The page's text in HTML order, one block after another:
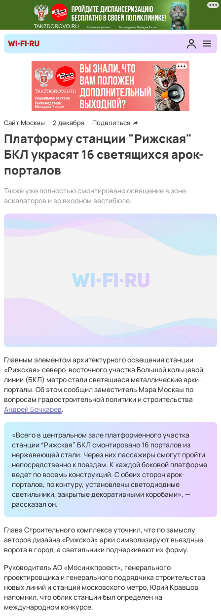
Сайт Москвы 2 декабря Поделиться
Платформу станции "Рижская"
БКЛ украсят 16 светящихся арок-
порталов
Также уже полностью смонтировано освещение в зоне
эскалаторов и во входном вестибюле.
Главным элементом архитектурного освещения станции
«Рижская» северо-восточного участка Большой кольцевой
линии (БКЛ) метро стали светящиеся металлические арки-
порталы. Об этом сообщил заместитель Мэра Москвы по
вопросам градостроительной политики и строительства
Андрей Бочкарев.
«Всего в центральном зале платформенного участка
станции “Рижская” БКЛ смонтировано 16 порталов из
нержавеющей стали. Через них пассажиры смогут пройти
непосредственно к поездам. К каждой боковой платформе
ведет по восемь конструкций. С обеих сторон арок-
порталов, по контуру, установлены светодиодные
светильники, закрытые декоративными коробами», —
рассказал он.
Глава Строительного комплекса уточнил, что по замыслу
авторов дизайна «Рижской» арки символизируют въездные
ворота в город, а светильники подчеркивают их форму.
Руководитель АО «Мосинжпроект», генерального
проектировщика и генерального подрядчика строительства
новых линий и станций московского метро, Юрий Кравцов
напомнил, что облик станции был определен на
международном конкурсе.